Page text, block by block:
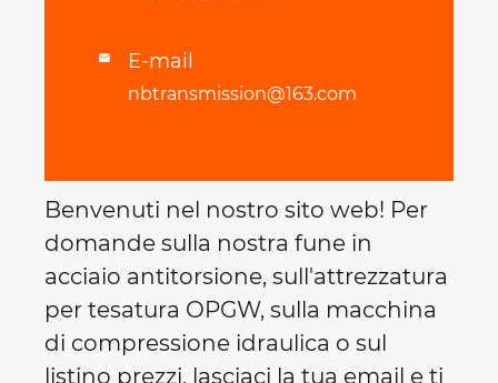
 E-mail
nbtransmission@163.com
Benvenuti nel nostro sito web! Per
domande sulla nostra fune in
acciaio antitorsione, sull'attrezzatura
per tesatura OPGW, sulla macchina
di compressione idraulica o sul
listino prezzi, lasciaci la tua email e ti